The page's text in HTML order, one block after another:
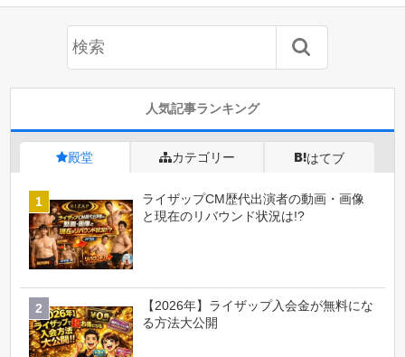
人気記事ランキング
殿堂 カテゴリー はてブ
ライザップCM歴代出演者の動画・画像
と現在のリバウンド状況は!?
【2026年】ライザップ入会金が無料にな
る方法大公開